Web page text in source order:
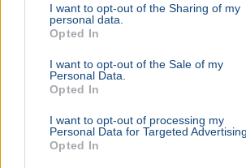
I want to opt-out of the Sharing of my
personal data.
Opted In
I want to opt-out of the Sale of my
Personal Data.
Opted In
I want to opt-out of processing my
Personal Data for Targeted Advertising.
Opted In